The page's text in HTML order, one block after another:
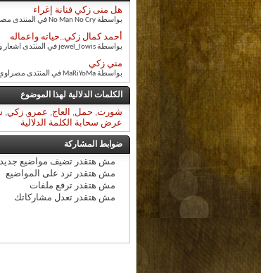
هل منى زكي فنانة إغراء
بواسطة No Man No Cry في المنتدى مصراوي سينما
أحمد كمال زكي..حياته واعماله
بواسطة jewel_lowis في المنتدى اشعار وخواطر
مني زكي
بواسطة MaRiYoMa في المنتدى مصراوي سينما
الكلمات الدلالية لهذا الموضوع
شورت, حمل, العاج, عمرو, زكي,
عرض سحابة الكلمة الدلالية
ضوابط المشاركة
مش هتقدر تضيف مواضيع
مش هتقدر ترد على المواضيع
مش هتقدر ترفع ملفات
مش هتقدر تعدل مشاركاتك